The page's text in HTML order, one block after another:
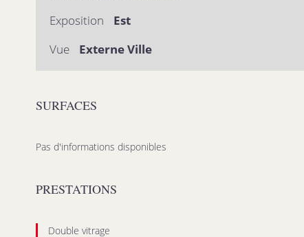
Exposition
Est
Vue
Externe Ville
SURFACES
Pas d'informations disponibles
PRESTATIONS
Double vitrage